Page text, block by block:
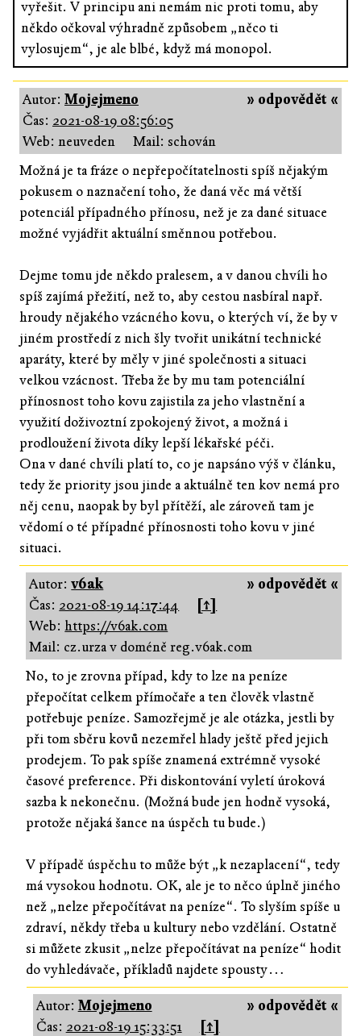
vyřešit. V principu ani nemám nic proti tomu, aby
někdo očkoval výhradně způsobem „něco ti
vylosujem“, je ale blbé, když má monopol.
» odpovědět «
Autor: Mojejmeno
Čas: 2021-08-19 08:56:05
Web: neuveden
Mail: schován
Možná je ta fráze o nepřepočítatelnosti spíš nějakým
pokusem o naznačení toho, že daná věc má větší
potenciál případného přínosu, než je za dané situace
možné vyjádřit aktuální směnnou potřebou.
Dejme tomu jde někdo pralesem, a v danou chvíli ho
spíš zajímá přežití, než to, aby cestou nasbíral např.
hroudy nějakého vzácného kovu, o kterých ví, že by v
jiném prostředí z nich šly tvořit unikátní technické
aparáty, které by měly v jiné společnosti a situaci
velkou vzácnost. Třeba že by mu tam potenciální
přínosnost toho kovu zajistila za jeho vlastnění a
využití doživoztní zpokojený život, a možná i
prodloužení života díky lepší lékařské péči.
Ona v dané chvíli platí to, co je napsáno výš v článku,
tedy že priority jsou jinde a aktuálně ten kov nemá pro
něj cenu, naopak by byl přítěží, ale zároveň tam je
vědomí o té případné přínosnosti toho kovu v jiné
situaci.
» odpovědět «
Autor:v6ak
Čas: 2021-08-19 14:17:44
[↑]
Web:https://v6ak.com
Mail: cz.urza v doméně reg.v6ak.com
No, to je zrovna případ, kdy to lze na peníze
přepočítat celkem přímočaře a ten člověk vlastně
potřebuje peníze. Samozřejmě je ale otázka, jestli by
při tom sběru kovů nezemřel hlady ještě před jejich
prodejem. To pak spíše znamená extrémně vysoké
časové preference. Při diskontování vyletí úroková
sazba k nekonečnu. (Možná bude jen hodně vysoká,
protože nějaká šance na úspěch tu bude.)
V případě úspěchu to může být „k nezaplacení“, tedy
má vysokou hodnotu. OK, ale je to něco úplně jiného
než „nelze přepočítávat na peníze“. To slyším spíše u
zdraví, někdy třeba u kultury nebo vzdělání. Ostatně
si můžete zkusit „nelze přepočítávat na peníze“ hodit
do vyhledávače, příkladů najdete spousty…
» odpovědět «
Autor: Mojejmeno
Čas: 2021-08-19 15:33:51
[↑]